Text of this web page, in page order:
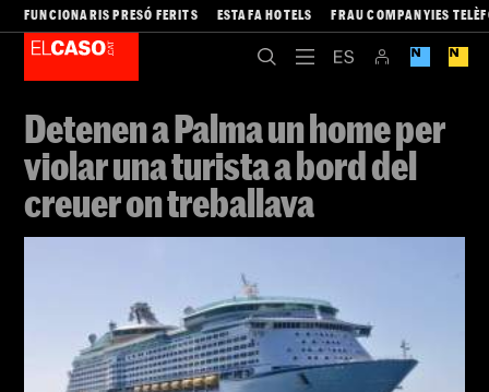
FUNCIONARIS PRESÓ FERITS ESTAFA HOTELS FRAU COMPANYIES
Detenen a Palma un home per
violar una turista a bord del
creuer on treballava